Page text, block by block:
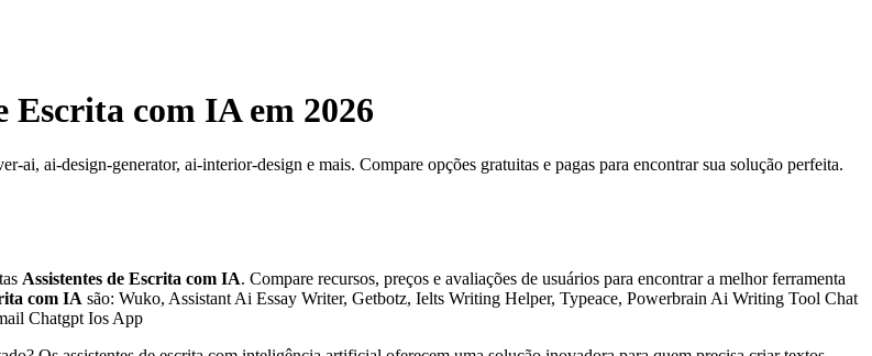
Escrita com IAem 2026
ai, ai-design-generator, ai-interior-design e mais. Compare opções gratuitas e pagas para encontrar sua solução perfeita.
Assistentes de Escrita com IA. Compare recursos, preços e avaliações de usuários para encontrar a melhor ferramenta
com IA são: Wuko, Assistant Ai Essay Writer, Getbotz, Ielts Writing Helper, Typeace, Powerbrain Ai Writing Tool Chat
Chatgpt Ios App